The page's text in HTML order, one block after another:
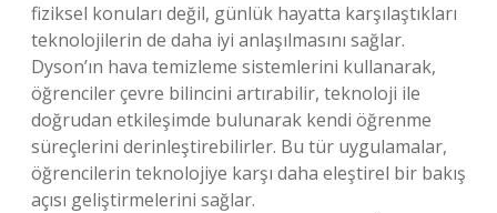
fiziksel konuları değil, günlük hayatta karşılaştıkları
teknolojilerin de daha iyi anlaşılmasını sağlar.
Dyson’ın hava temizleme sistemlerini kullanarak,
öğrenciler çevre bilincini artırabilir, teknoloji ile
doğrudan etkileşimde bulunarak kendi öğrenme
süreçlerini derinleştirebilirler. Bu tür uygulamalar,
öğrencilerin teknolojiye karşı daha eleştirel bir bakış
açısı geliştirmelerini sağlar.